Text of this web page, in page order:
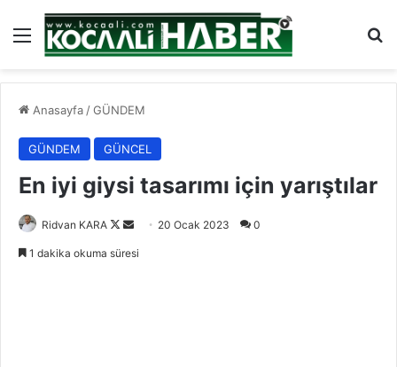
Menü
Anasayfa /GÜNDEM
GÜNDEM GÜNCEL
En iyi giysi tasarımı için yarıştılar
Ridvan KARA
Follow
Bir
20 Ocak 2023 0
1 dakika okuma süresi